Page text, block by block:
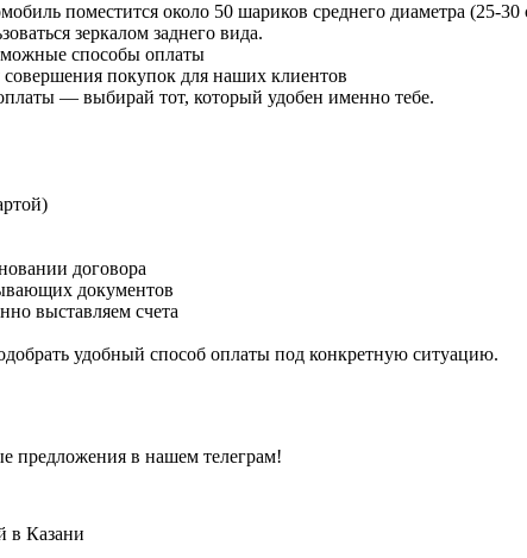
поместится около 50 шариков среднего диаметра (25-30
зеркалом заднего вида.
способы оплаты
покупок для наших клиентов
— выбирай тот, который удобен именно тебе.
договора
документов
выставляем счета
удобный способ оплаты под конкретную ситуацию.
предложения в нашем телеграм!